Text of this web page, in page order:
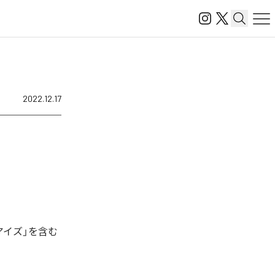
2022.12.17
ズ」を含む